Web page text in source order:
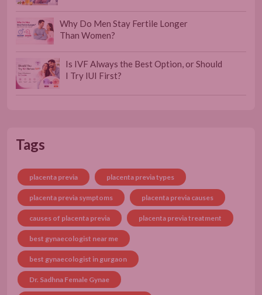
Why Do Men Stay Fertile Longer
Than Women?
Is IVF Always the Best Option, or Should
I Try IUI First?
Tags
placenta previa placenta previa types
placenta previa symptoms placenta previa causes
causes of placenta previa placenta previa treatment
best gynaecologist near me
best gynaecologist in gurgaon
Dr. Sadhna Female Gynae